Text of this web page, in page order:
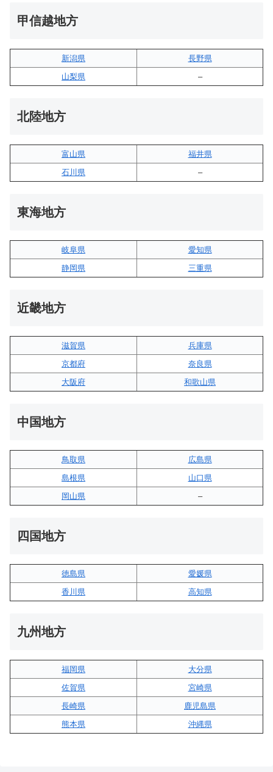
甲信越地方
新潟県
長野県
山梨県
–
北陸地方
富山県
福井県
石川県
–
東海地方
岐阜県
愛知県
静岡県
三重県
近畿地方
滋賀県
兵庫県
京都府
奈良県
大阪府
和歌山県
中国地方
鳥取県
広島県
島根県
山口県
岡山県
–
四国地方
徳島県
愛媛県
香川県
高知県
九州地方
福岡県
大分県
佐賀県
宮崎県
長崎県
鹿児島県
熊本県
沖縄県